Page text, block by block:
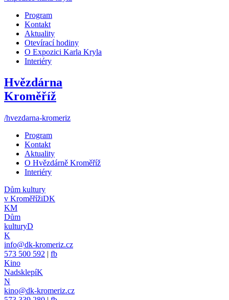
Program
Kontakt
Aktuality
Otevírací hodiny
O Expozici Karla Kryla
Interiéry
Hvězdárna
Kroměříž
/hvezdarna-kromeriz
Program
Kontakt
Aktuality
O Hvězdárně Kroměříž
Interiéry
Dům kultury
v KroměřížiDK
KM
Dům
kulturyD
K
info@dk-kromeriz.cz
573 500 592 | fb
Kino
NadsklepíK
N
kino@dk-kromeriz.cz